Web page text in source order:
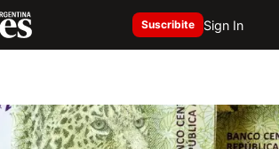
Suscribite Sign In